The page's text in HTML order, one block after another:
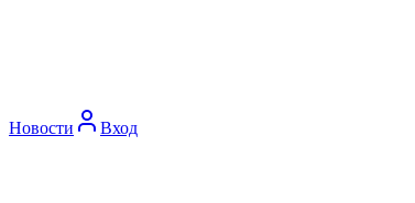
Новости Вход